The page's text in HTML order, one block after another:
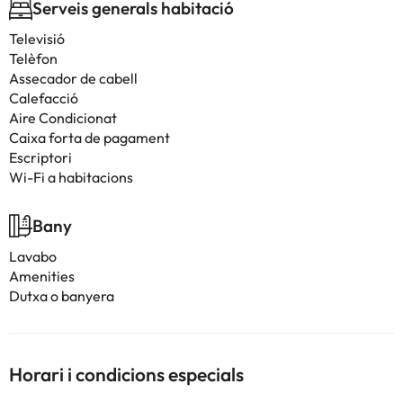
Serveis generals habitació
Televisió
Telèfon
Assecador de cabell
Calefacció
Aire Condicionat
Caixa forta de pagament
Escriptori
Wi-Fi a habitacions
Bany
Lavabo
Amenities
Dutxa o banyera
Horari i condicions especials